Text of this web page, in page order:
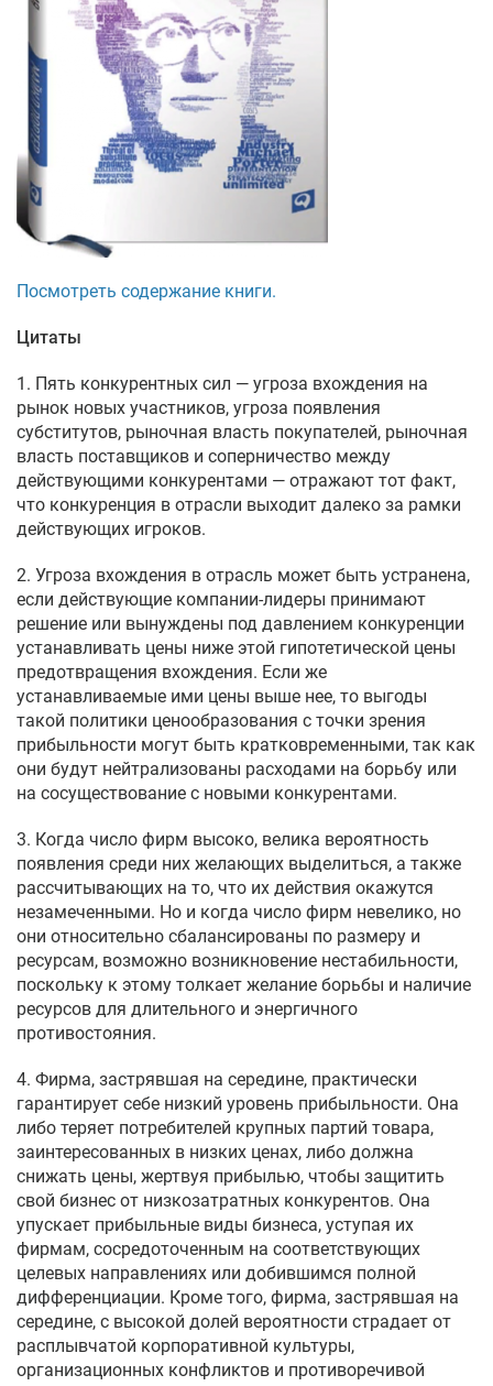
Посмотреть содержание книги.
Цитаты
1. Пять конкурентных сил — угроза вхождения на
рынок новых участников, угроза появления
субститутов, рыночная власть покупателей, рыночная
власть поставщиков и соперничество между
действующими конкурентами — отражают тот факт,
что конкуренция в отрасли выходит далеко за рамки
действующих игроков.
2. Угроза вхождения в отрасль может быть устранена,
если действующие компании-лидеры принимают
решение или вынуждены под давлением конкуренции
устанавливать цены ниже этой гипотетической цены
предотвращения вхождения. Если же
устанавливаемые ими цены выше нее, то выгоды
такой политики ценообразования с точки зрения
прибыльности могут быть кратковременными, так как
они будут нейтрализованы расходами на борьбу или
на сосуществование с новыми конкурентами.
3. Когда число фирм высоко, велика вероятность
появления среди них желающих выделиться, а также
рассчитывающих на то, что их действия окажутся
незамеченными. Но и когда число фирм невелико, но
они относительно сбалансированы по размеру и
ресурсам, возможно возникновение нестабильности,
поскольку к этому толкает желание борьбы и наличие
ресурсов для длительного и энергичного
противостояния.
4. Фирма, застрявшая на середине, практически
гарантирует себе низкий уровень прибыльности. Она
либо теряет потребителей крупных партий товара,
заинтересованных в низких ценах, либо должна
снижать цены, жертвуя прибылью, чтобы защитить
свой бизнес от низкозатратных конкурентов. Она
упускает прибыльные виды бизнеса, уступая их
фирмам, сосредоточенным на соответствующих
целевых направлениях или добившимся полной
дифференциации. Кроме того, фирма, застрявшая на
середине, с высокой долей вероятности страдает от
расплывчатой корпоративной культуры,
организационных конфликтов и противоречивой